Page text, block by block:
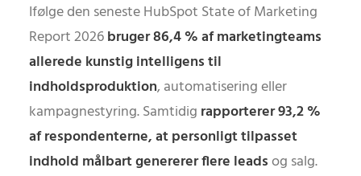
Ifølge den seneste HubSpot State of Marketing
Report 2026bruger 86,4 % af marketingteams
allerede kunstig intelligens til
indholdsproduktion, automatisering eller
kampagnestyring. Samtidig rapporterer 93,2 %
af respondenterne, at personligt tilpasset
indhold målbart genererer flere leadsog salg.